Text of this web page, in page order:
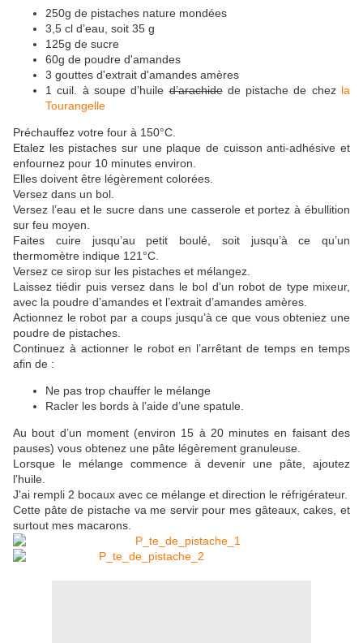
250g de pistaches nature mondées
3,5 cl d’eau, soit 35 g
125g de sucre
60g de poudre d'amandes
3 gouttes d'extrait d'amandes amères
1 cuil. à soupe d’huiled’arachidede pistache de chez la
Tourangelle
Préchauffez votre four à 150°C.
Etalez les pistaches sur une plaque de cuisson anti-adhésive et
enfournez pour 10 minutes environ.
Elles doivent être légèrement colorées.
Versez dans un bol.
Versez l’eau et le sucre dans une casserole et portez à ébullition
sur feu moyen.
Faites cuire jusqu’au petit boulé, soit jusqu’à ce qu’un
thermomètre indique 121°C.
Versez ce sirop sur les pistaches et mélangez.
Laissez tiédir puis versez dans le bol d’un robot de type mixeur,
avec la poudre d’amandes et l’extrait d’amandes amères.
Actionnez le robot par a coups jusqu’à ce que vous obteniez une
poudre de pistaches.
Continuez à actionner le robot en l’arrêtant de temps en temps
afin de :
Ne pas trop chauffer le mélange
Racler les bords à l’aide d’une spatule.
Au bout d’un moment (environ 15 à 20 minutes en faisant des
pauses) vous obtenez une pâte légèrement granuleuse.
Lorsque le mélange commence à devenir une pâte, ajoutez
l'huile.
J'ai rempli 2 bocaux avec ce mélange et direction le réfrigérateur.
Cette pâte de pistache va me servir pour mes gâteaux, cakes, et
surtout mes macarons.